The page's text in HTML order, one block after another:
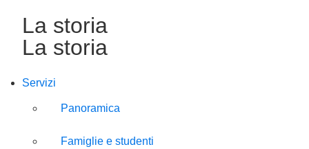
La storia
La storia
Servizi
Panoramica
Famiglie e studenti